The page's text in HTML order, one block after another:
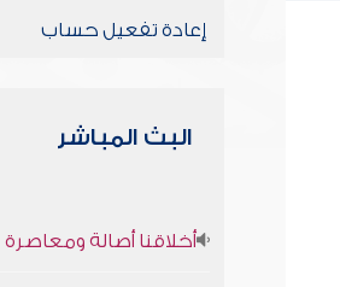
إعادة تفعيل حساب
البث المباشر
أخلاقنا أصالة ومعاصرة